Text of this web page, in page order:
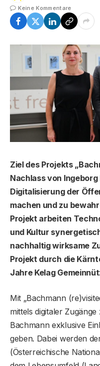
Keine Kommentare
Ziel des Projekts
Nachlass von
Digitalisierung der
machen und zu
Projekt arbeiten
und Kultur
nachhaltig wirksame
Projekt durch die
Jahre Kelag
Mit „Bachmann
mittels digitaler
Bachmann exklusive
geben. Dabei werden
(Österreichische